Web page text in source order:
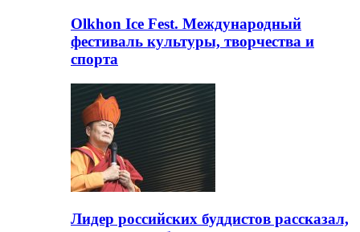
Olkhon Ice Fest. Международный
фестиваль культуры, творчества и
спорта
Лидер российских буддистов рассказал,